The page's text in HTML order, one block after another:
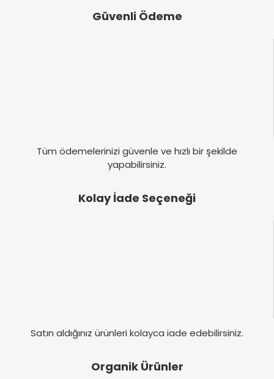
Güvenli Ödeme
Tüm ödemelerinizi güvenle ve hızlı bir şekilde
yapabilirsiniz.
Kolay İade Seçeneği
Satın aldığınız ürünleri kolayca iade edebilirsiniz.
Organik Ürünler